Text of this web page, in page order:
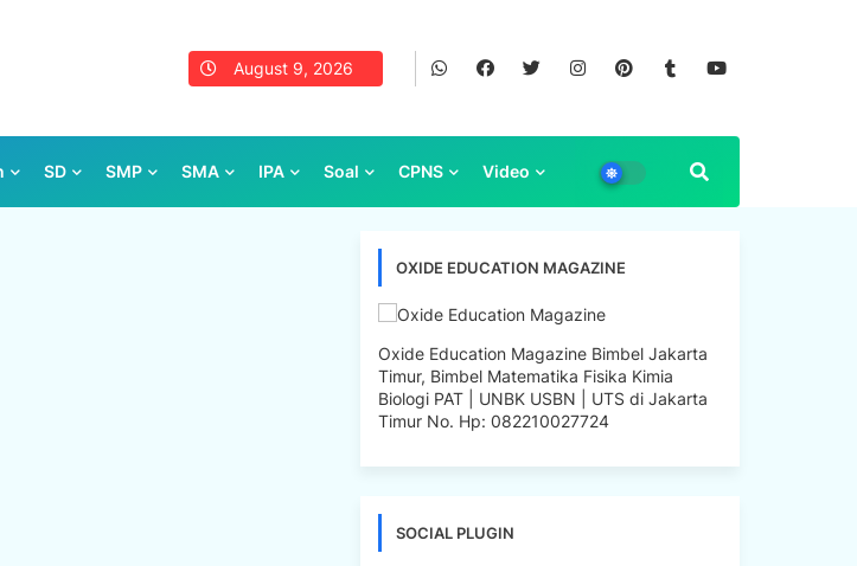
August 9, 2026
SD SMP SMA IPA Soal CPNS Video
OXIDE EDUCATION MAGAZINE
Oxide Education Magazine Bimbel Jakarta
Timur, Bimbel Matematika Fisika Kimia
Biologi PAT | UNBK USBN | UTS di Jakarta
Timur No. Hp: 082210027724
SOCIAL PLUGIN